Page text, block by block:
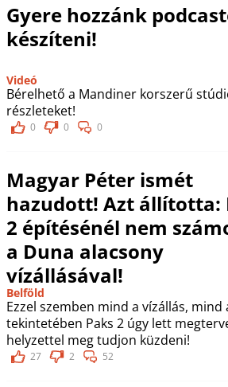
Gyere hozzánk
készíteni!
Videó
Bérelhető a Mandiner korszerű
részleteket!
0 0 0
Magyar Péter ismét
hazudott! Azt állította:
2 építésénél nem
a Duna alacsony
vízállásával!
Belföld
Ezzel szemben mind a vízállás,
tekintetében Paks 2 úgy lett
helyzettel meg tudjon küzdeni!
27 2 52